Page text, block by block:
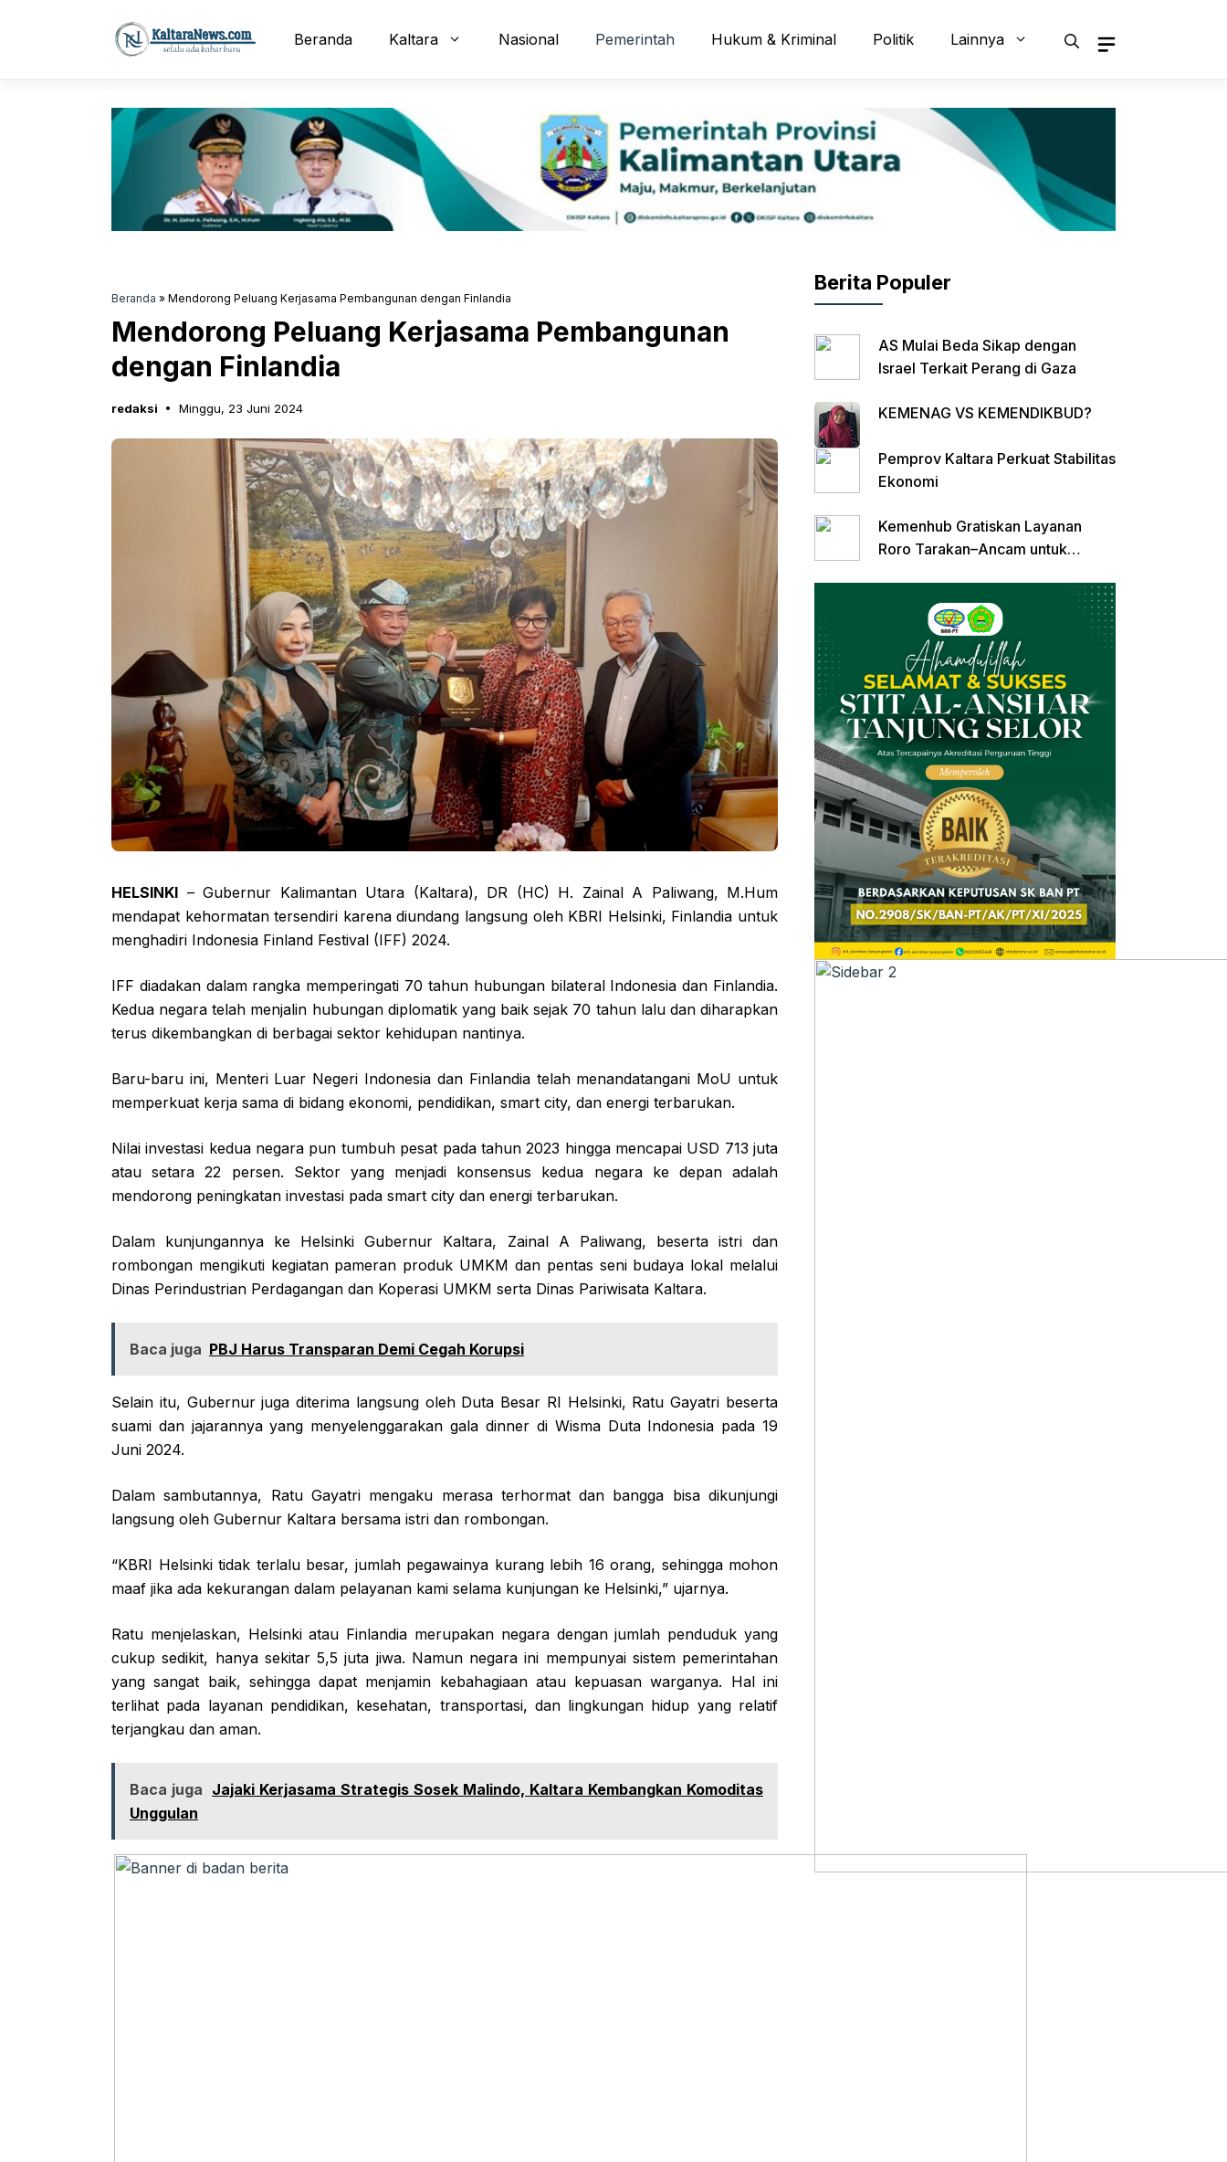
Beranda Kaltara Nasional Pemerintah Hukum & Kriminal Politik Lainnya
Beranda » Mendorong Peluang Kerjasama Pembangunan dengan Finlandia
Mendorong Peluang Kerjasama Pembangunan
dengan Finlandia
redaksi Minggu, 23 Juni 2024
HELSINKI – Gubernur Kalimantan Utara (Kaltara), DR (HC) H. Zainal A Paliwang, M.Hum
mendapat kehormatan tersendiri karena diundang langsung oleh KBRI Helsinki, Finlandia untuk
menghadiri Indonesia Finland Festival (IFF) 2024.
IFF diadakan dalam rangka memperingati 70 tahun hubungan bilateral Indonesia dan Finlandia.
Kedua negara telah menjalin hubungan diplomatik yang baik sejak 70 tahun lalu dan diharapkan
terus dikembangkan di berbagai sektor kehidupan nantinya.
Baru-baru ini, Menteri Luar Negeri Indonesia dan Finlandia telah menandatangani MoU untuk
memperkuat kerja sama di bidang ekonomi, pendidikan, smart city, dan energi terbarukan.
Nilai investasi kedua negara pun tumbuh pesat pada tahun 2023 hingga mencapai USD 713 juta
atau setara 22 persen. Sektor yang menjadi konsensus kedua negara ke depan adalah
mendorong peningkatan investasi pada smart city dan energi terbarukan.
Dalam kunjungannya ke Helsinki Gubernur Kaltara, Zainal A Paliwang, beserta istri dan
rombongan mengikuti kegiatan pameran produk UMKM dan pentas seni budaya lokal melalui
Dinas Perindustrian Perdagangan dan Koperasi UMKM serta Dinas Pariwisata Kaltara.
Baca juga PBJ Harus Transparan Demi Cegah Korupsi
Selain itu, Gubernur juga diterima langsung oleh Duta Besar RI Helsinki, Ratu Gayatri beserta
suami dan jajarannya yang menyelenggarakan gala dinner di Wisma Duta Indonesia pada 19
Juni 2024.
Dalam sambutannya, Ratu Gayatri mengaku merasa terhormat dan bangga bisa dikunjungi
langsung oleh Gubernur Kaltara bersama istri dan rombongan.
“KBRI Helsinki tidak terlalu besar, jumlah pegawainya kurang lebih 16 orang, sehingga mohon
maaf jika ada kekurangan dalam pelayanan kami selama kunjungan ke Helsinki,” ujarnya.
Ratu menjelaskan, Helsinki atau Finlandia merupakan negara dengan jumlah penduduk yang
cukup sedikit, hanya sekitar 5,5 juta jiwa. Namun negara ini mempunyai sistem pemerintahan
yang sangat baik, sehingga dapat menjamin kebahagiaan atau kepuasan warganya. Hal ini
terlihat pada layanan pendidikan, kesehatan, transportasi, dan lingkungan hidup yang relatif
terjangkau dan aman.
Baca juga Jajaki Kerjasama Strategis Sosek Malindo, Kaltara Kembangkan Komoditas
Unggulan
Berita Populer
AS Mulai Beda Sikap dengan
Israel Terkait Perang di Gaza
KEMENAG VS KEMENDIKBUD?
Pemprov Kaltara Perkuat Stabilitas
Ekonomi
Kemenhub Gratiskan Layanan
Roro Tarakan–Ancam untuk